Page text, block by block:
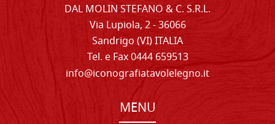
DAL MOLIN STEFANO & C. S.R.L.
Via Lupiola, 2 - 36066
Sandrigo (VI) ITALIA
Tel. e Fax 0444 659513
info@iconografiatavolelegno.it
MENU